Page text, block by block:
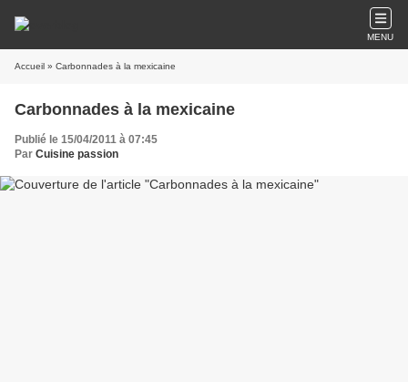
MENU
Accueil » Carbonnades à la mexicaine
Carbonnades à la mexicaine
Publié le 15/04/2011 à 07:45
Par Cuisine passion